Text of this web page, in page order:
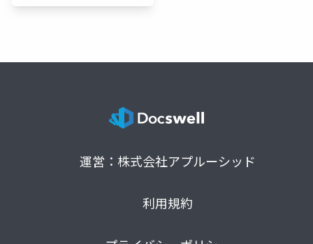
運営：株式会社アプルーシッド
利用規約